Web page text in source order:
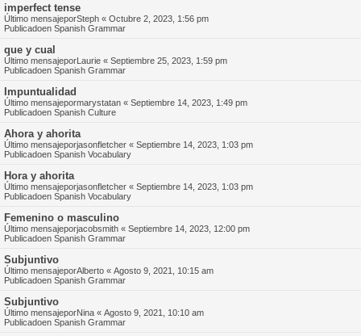
imperfect tense
Último mensajeporSteph « Octubre 2, 2023, 1:56 pm
Publicadoen Spanish Grammar
que y cual
Último mensajeporLaurie « Septiembre 25, 2023, 1:59 pm
Publicadoen Spanish Grammar
Impuntualidad
Último mensajepormarystatan « Septiembre 14, 2023, 1:49 pm
Publicadoen Spanish Culture
Ahora y ahorita
Último mensajeporjasonfletcher « Septiembre 14, 2023, 1:03 pm
Publicadoen Spanish Vocabulary
Hora y ahorita
Último mensajeporjasonfletcher « Septiembre 14, 2023, 1:03 pm
Publicadoen Spanish Vocabulary
Femenino o masculino
Último mensajeporjacobsmith « Septiembre 14, 2023, 12:00 pm
Publicadoen Spanish Grammar
Subjuntivo
Último mensajeporAlberto « Agosto 9, 2021, 10:15 am
Publicadoen Spanish Grammar
Subjuntivo
Último mensajeporNina « Agosto 9, 2021, 10:10 am
Publicadoen Spanish Grammar